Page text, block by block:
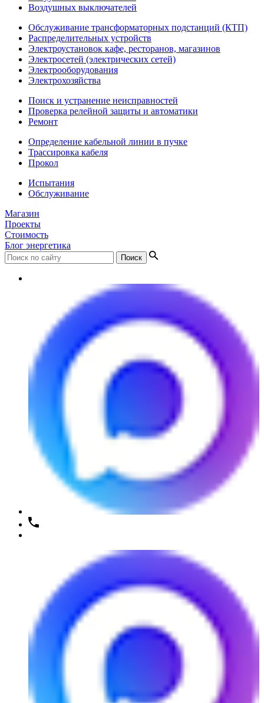
Воздушных выключателей
Обслуживание трансформаторных подстанций (КТП)
Распределительных устройств
Электроустановок кафе, ресторанов, магазинов
Электросетей (электрических сетей)
Электрооборудования
Электрохозяйства
Поиск и устранение неисправностей
Проверка релейной защиты и автоматики
Ремонт
Определение кабельной линии в пучке
Трассировка кабеля
Прокол
Испытания
Обслуживание
Магазин
Проекты
Стоимость
Блог энергетика